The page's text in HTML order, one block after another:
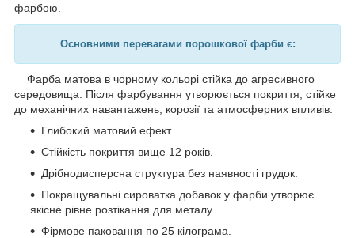
фарбою.
Основними перевагами порошкової фарби є:
Фарба матова в чорному кольорі стійка до агресивного
середовища. Після фарбування утворюється покриття, стійке
до механічних навантажень, корозії та атмосферних впливів:
Глибокий матовий ефект.
Стійкість покриття вище 12 років.
Дрібнодисперсна структура без наявності грудок.
Покращувальні сироватка добавок у фарби утворює
якісне рівне розтікання для металу.
Фірмове паковання по 25 кілограма.